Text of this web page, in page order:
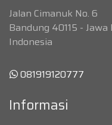
Jalan Cimanuk No. 6
Bandung 40115 - Jawa
Indonesia
081919120777
Informasi